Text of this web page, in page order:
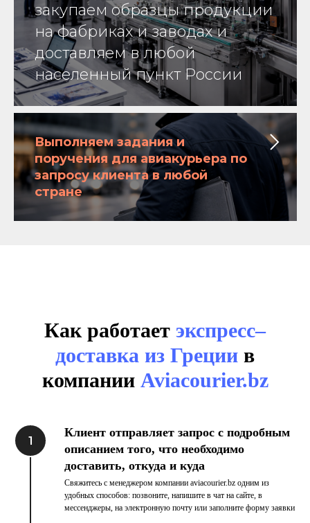
закупаем образцы продукции
на фабриках и заводах и
доставляем в любой
населенный пункт России
Выполняем задания и
поручения для авиакурьера по
запросу клиента в любой
стране
Как работает экспресс–
доставка из Греции в
компании Aviacourier.bz
Клиент отправляет запрос с подробным
описанием того, что необходимо
доставить, откуда и куда
Свяжитесь с менеджером компании aviacourier.bz одним из
удобных способов: позвоните, напишите в чат на сайте, в
мессенджеры, на электронную почту или заполните форму заявки